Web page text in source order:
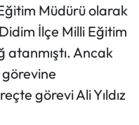
Müdürü olarak
İlçe Milli Eğitim
atanmıştı. Ancak
görevine
görevi Ali Yıldız